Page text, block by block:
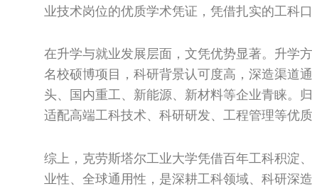
业技术岗位的优质学术凭证，凭借扎实的工科
在升学与就业发展层面，文凭优势显著。升学
名校硕博项目，科研背景认可度高，深造渠道
头、国内重工、新能源、新材料等企业青睐。
适配高端工科技术、科研研发、工程管理等优质
综上，克劳斯塔尔工业大学凭借百年工科积淀
业性、全球通用性，是深耕工科领域、科研深